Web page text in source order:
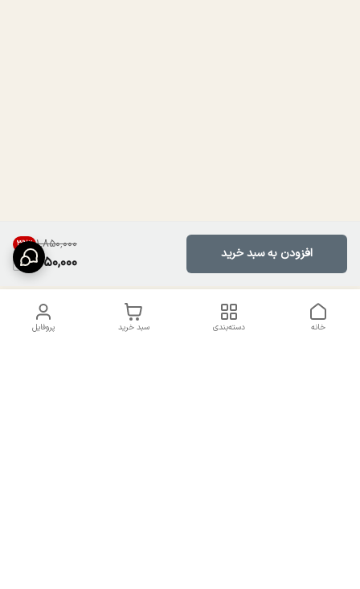
۱٬۸۵۰٬۰۰۰ 32%
1,250,000 افزودن به سبد خرید
پروفایل سبد خرید دسته‌بندی خانه